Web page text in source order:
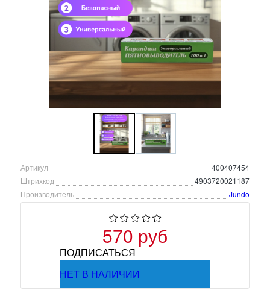
Артикул
400407454
Штрихкод
4903720021187
Производитель
Jundo
570 руб
ПОДПИСАТЬСЯ
НЕТ В НАЛИЧИИ